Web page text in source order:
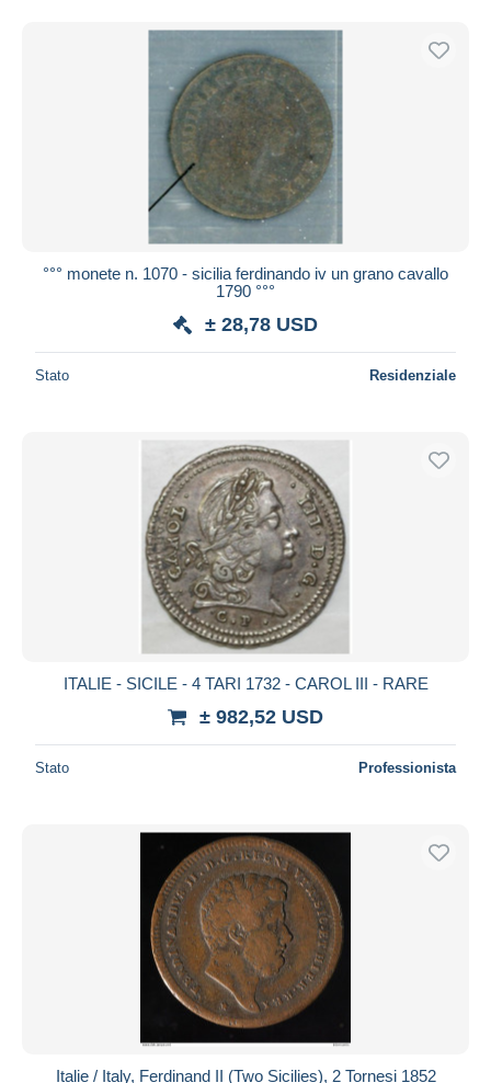
°°° monete n. 1070 - sicilia ferdinando iv un grano cavallo
1790 °°°
± 28,78 USD
Stato Residenziale
ITALIE - SICILE - 4 TARI 1732 - CAROL III - RARE
± 982,52 USD
Stato Professionista
Italie / Italy, Ferdinand II (Two Sicilies), 2 Tornesi 1852